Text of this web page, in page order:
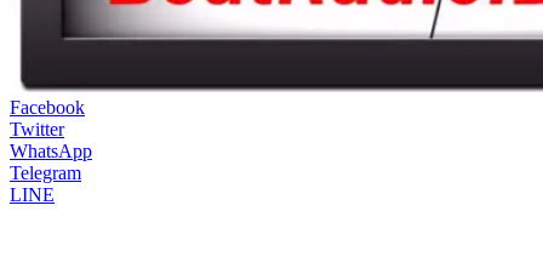
Facebook
Twitter
WhatsApp
Telegram
LINE